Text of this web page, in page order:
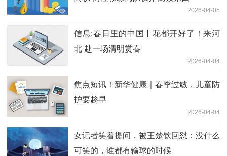
2026-04-05
信息:春日里的中国丨花都开好了！来河
北 赴一场清明赏春
2026-04-04
焦点短讯！新华健康｜春季过敏，儿童防
护要趁早
2026-04-04
女记者笑着提问，被王楚钦回怼：没什么
可笑的，谁都有输球的时候